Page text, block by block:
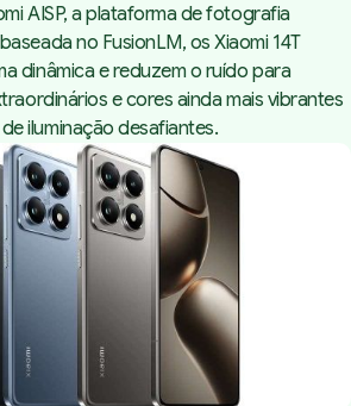
AISP, a plataforma de fotografia
no FusionLM, os Xiaomi 14T
dinâmica e reduzem o ruído para
e cores ainda mais vibrantes
iluminação desafiantes.